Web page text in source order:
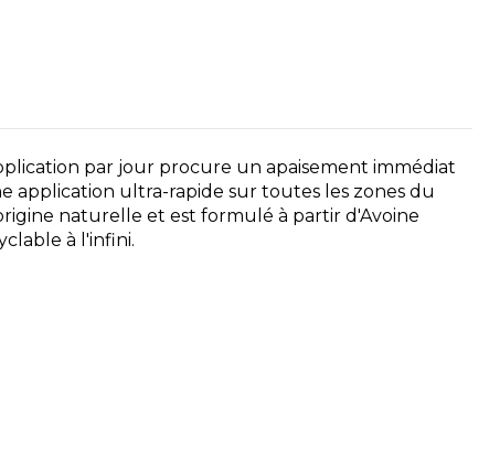
par jour procure un apaisement immédiat
application ultra-rapide sur toutes les zones du
naturelle et est formulé à partir d'Avoine
à l'infini.